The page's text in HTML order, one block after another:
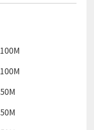
100M
100M
50M
50M